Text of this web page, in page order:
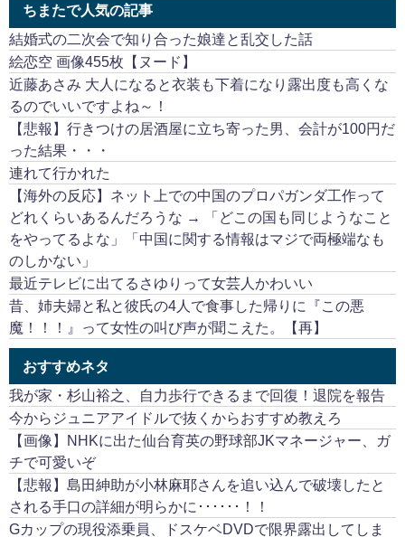
ちまたで人気の記事
結婚式の二次会で知り合った娘達と乱交した話
絵恋空 画像455枚【ヌード】
近藤あさみ 大人になると衣装も下着になり露出度も高くな
るのでいいですよね～！
【悲報】行きつけの居酒屋に立ち寄った男、会計が100円だ
った結果・・・
連れて行かれた
【海外の反応】ネット上での中国のプロパガンダ工作って
どれくらいあるんだろうな → 「どこの国も同じようなこと
をやってるよな」「中国に関する情報はマジで両極端なも
のしかない」
最近テレビに出てるさゆりって女芸人かわいい
昔、姉夫婦と私と彼氏の4人で食事した帰りに『この悪
魔！！！』って女性の叫び声が聞こえた。【再】
おすすめネタ
我が家・杉山裕之、自力歩行できるまで回復！退院を報告
今からジュニアアイドルで抜くからおすすめ教えろ
【画像】NHKに出た仙台育英の野球部JKマネージャー、ガ
チで可愛いぞ
【悲報】島田紳助が小林麻耶さんを追い込んで破壊したと
される手口の詳細が明らかに･･････！！
Gカップの現役添乗員、ドスケベDVDで限界露出してしま